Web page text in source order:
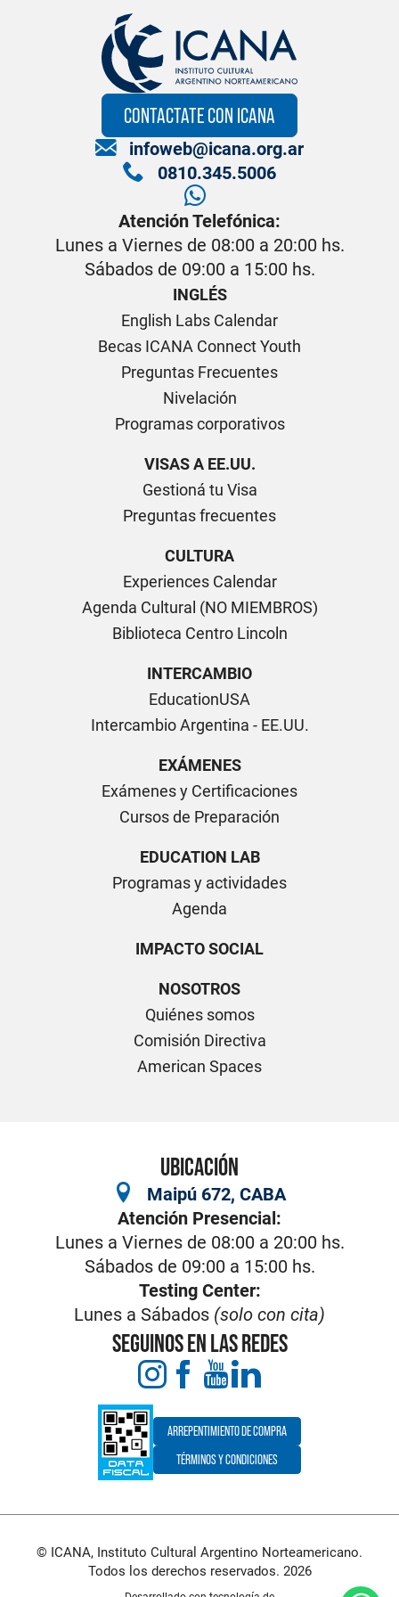
CONTACTATE CON ICANA
infoweb@icana.org.ar
0810.345.5006
Atención Telefónica:
Lunes a Viernes de 08:00 a 20:00 hs.
Sábados de 09:00 a 15:00 hs.
INGLÉS
English Labs Calendar
Becas ICANA Connect Youth
Preguntas Frecuentes
Nivelación
Programas corporativos
VISAS A EE.UU.
Gestioná tu Visa
Preguntas frecuentes
CULTURA
Experiences Calendar
Agenda Cultural (NO MIEMBROS)
Biblioteca Centro Lincoln
INTERCAMBIO
EducationUSA
Intercambio Argentina - EE.UU.
EXÁMENES
Exámenes y Certificaciones
Cursos de Preparación
EDUCATION LAB
Programas y actividades
Agenda
IMPACTO SOCIAL
NOSOTROS
Quiénes somos
Comisión Directiva
American Spaces
UBICACIÓN
Maipú 672, CABA
Atención Presencial:
Lunes a Viernes de 08:00 a 20:00 hs.
Sábados de 09:00 a 15:00 hs.
Testing Center:
Lunes a Sábados (solo con cita)
SEGUINOS EN LAS REDES
ARREPENTIMIENTO DE COMPRA
TÉRMINOS Y CONDICIONES
© ICANA, Instituto Cultural Argentino Norteamericano.
Todos los derechos reservados. 2026